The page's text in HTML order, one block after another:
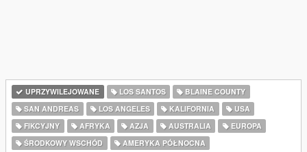
UPRZYWILEJOWANE LOS SANTOS
BLAINE COUNTY
SAN ANDREAS
LOS ANGELES KALIFORNIA
USA
FIKCYJNY
AFRYKA AZJA AUSTRALIA
EUROPA
ŚRODKOWY WSCHÓD
AMERYKA PÓŁNOCNA